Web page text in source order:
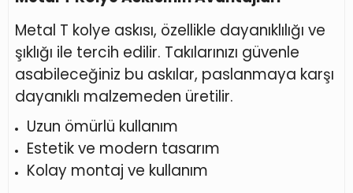
Metal T kolye askısı, özellikle dayanıklılığı ve
şıklığı ile tercih edilir. Takılarınızı güvenle
asabileceğiniz bu askılar, paslanmaya karşı
dayanıklı malzemeden üretilir.
Uzun ömürlü kullanım
Estetik ve modern tasarım
Kolay montaj ve kullanım